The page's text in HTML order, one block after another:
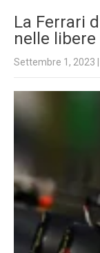
La Ferrari
nelle libere
Settembre 1, 2023